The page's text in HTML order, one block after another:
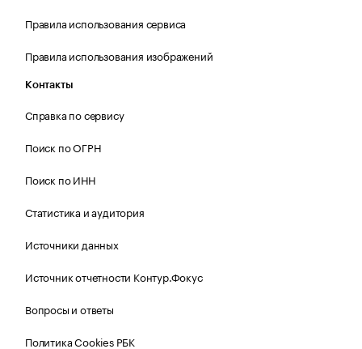
Правила использования сервиса
Правила использования изображений
Контакты
Справка по сервису
Поиск по ОГРН
Поиск по ИНН
Статистика и аудитория
Источники данных
Источник отчетности Контур.Фокус
Вопросы и ответы
Политика Cookies РБК